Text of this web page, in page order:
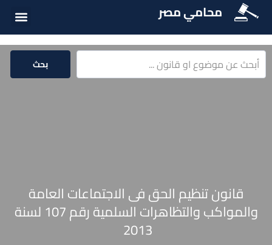
محامي مصر
بحث
قانون تنظيم الحق فى الاجتماعات العامة
والمواكب والتظاهرات السلمية رقم 107 لسنة
2013